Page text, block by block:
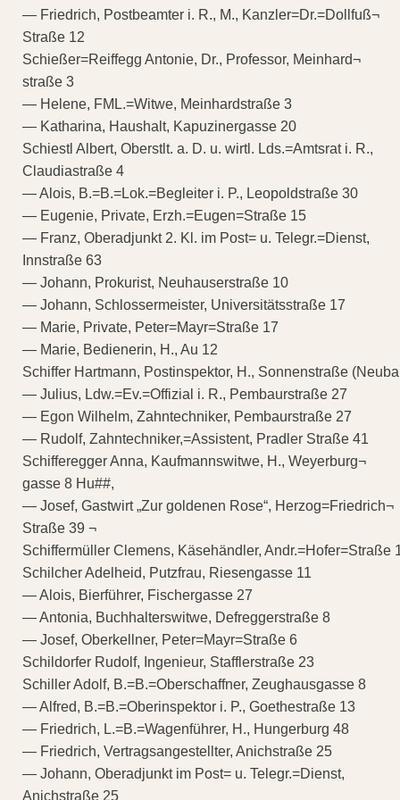
— Friedrich, Postbeamter i. R., M., Kanzler=Dr.=Dollfuß¬
Straße 12
Schießer=Reiffegg Antonie, Dr., Professor, Meinhard¬
straße 3
— Helene, FML.=Witwe, Meinhardstraße 3
— Katharina, Haushalt, Kapuzinergasse 20
Schiestl Albert, Oberstlt. a. D. u. wirtl. Lds.=Amtsrat i. R.,
Claudiastraße 4
— Alois, B.=B.=Lok.=Begleiter i. P., Leopoldstraße 30
— Eugenie, Private, Erzh.=Eugen=Straße 15
— Franz, Oberadjunkt 2. Kl. im Post= u. Telegr.=Dienst,
Innstraße 63
— Johann, Prokurist, Neuhauserstraße 10
— Johann, Schlossermeister, Universitätsstraße 17
— Marie, Private, Peter=Mayr=Straße 17
— Marie, Bedienerin, H., Au 12
Schiffer Hartmann, Postinspektor, H., Sonnenstraße
— Julius, Ldw.=Ev.=Offizial i. R., Pembaurstraße 27
— Egon Wilhelm, Zahntechniker, Pembaurstraße 27
— Rudolf, Zahntechniker,=Assistent, Pradler Straße 41
Schifferegger Anna, Kaufmannswitwe, H., Weyerburg¬
gasse 8 Hu##,
— Josef, Gastwirt „Zur goldenen Rose“, Herzog=Friedrich¬
Straße 39 ¬
Schiffermüller Clemens, Käsehändler, Andr.=Hofer=Straße
Schilcher Adelheid, Putzfrau, Riesengasse 11
— Alois, Bierführer, Fischergasse 27
— Antonia, Buchhalterswitwe, Defreggerstraße 8
— Josef, Oberkellner, Peter=Mayr=Straße 6
Schildorfer Rudolf, Ingenieur, Stafflerstraße 23
Schiller Adolf, B.=B.=Oberschaffner, Zeughausgasse 8
— Alfred, B.=B.=Oberinspektor i. P., Goethestraße 13
— Friedrich, L.=B.=Wagenführer, H., Hungerburg 48
— Friedrich, Vertragsangestellter, Anichstraße 25
— Johann, Oberadjunkt im Post= u. Telegr.=Dienst,
Anichstraße 25